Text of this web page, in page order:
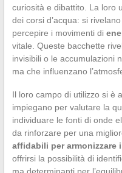
curiosità e dibattito. La loro
dei corsi d’acqua: si
percepire i movimenti di
vitale. Queste bacchette
invisibili o le accumulazioni
ma che influenzano
Il loro campo di utilizzo si è
impiegano per valutare la
individuare le fonti di onde
da rinforzare per una
affidabili per armonizzare
offrirsi la possibilità di